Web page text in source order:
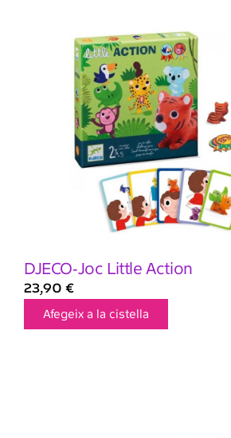
DJECO-Joc Little Action
23,90 €
Afegeix a la cistella